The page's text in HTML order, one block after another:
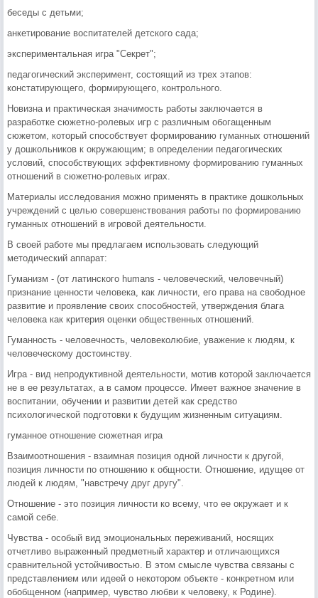
беседы с детьми;
анкетирование воспитателей детского сада;
экспериментальная игра "Секрет";
педагогический эксперимент, состоящий из трех этапов:
констатирующего, формирующего, контрольного.
Новизна и практическая значимость работы заключается в
разработке сюжетно-ролевых игр с различным обогащенным
сюжетом, который способствует формированию гуманных отношений
у дошкольников к окружающим; в определении педагогических
условий, способствующих эффективному формированию гуманных
отношений в сюжетно-ролевых играх.
Материалы исследования можно применять в практике дошкольных
учреждений с целью совершенствования работы по формированию
гуманных отношений в игровой деятельности.
В своей работе мы предлагаем использовать следующий
методический аппарат:
Гуманизм - (от латинского humans - человеческий, человечный)
признание ценности человека, как личности, его права на свободное
развитие и проявление своих способностей, утверждения блага
человека как критерия оценки общественных отношений.
Гуманность - человечность, человеколюбие, уважение к людям, к
человеческому достоинству.
Игра - вид непродуктивной деятельности, мотив которой заключается
не в ее результатах, а в самом процессе. Имеет важное значение в
воспитании, обучении и развитии детей как средство
психологической подготовки к будущим жизненным ситуациям.
гуманное отношение сюжетная игра
Взаимоотношения - взаимная позиция одной личности к другой,
позиция личности по отношению к общности. Отношение, идущее от
людей к людям, "навстречу друг другу".
Отношение - это позиция личности ко всему, что ее окружает и к
самой себе.
Чувства - особый вид эмоциональных переживаний, носящих
отчетливо выраженный предметный характер и отличающихся
сравнительной устойчивостью. В этом смысле чувства связаны с
представлением или идеей о некотором объекте - конкретном или
обобщенном (например, чувство любви к человеку, к Родине).